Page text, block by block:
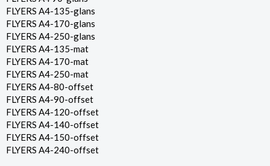
FLYERS A4-135-glans
FLYERS A4-170-glans
FLYERS A4-250-glans
FLYERS A4-135-mat
FLYERS A4-170-mat
FLYERS A4-250-mat
FLYERS A4-80-offset
FLYERS A4-90-offset
FLYERS A4-120-offset
FLYERS A4-140-offset
FLYERS A4-150-offset
FLYERS A4-240-offset